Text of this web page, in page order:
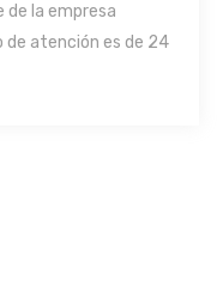
de la empresa
de atención es de 24